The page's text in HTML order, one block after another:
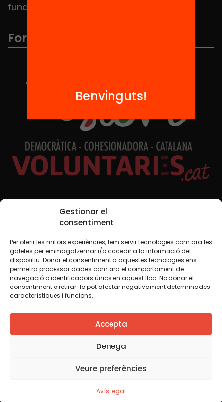
Gestionar el
consentiment
Per oferir les millors experiències, fem servir tecnologies com ara les
galetes per emmagatzemar i/o accedir a la informació del
dispositiu. Donar el consentiment a aquestes tecnologies ens
permetrà processar dades com ara el comportament de
navegació o identificadors únics en aquest lloc. No donar el
consentiment o retirar-lo pot afectar negativament determinades
característiques i funcions.
Accepta
Denega
Veure preferències
Avís legal
fundacio@equitat.org
Formem part de...
Xarxes Socials
TWT YTB IG FB IN
Avís legalPolítica de cookies
Creiem que el coneixement s’ha de compartir. Per això
fem servir una llicència Creative Commons, llevat que en
algun material indiquem el contrari. Us animem a copiar,
redistribuir, remesclar o transformar i crear els continguts
comercial. Només us demanem que reconegueu
Benvinguts!